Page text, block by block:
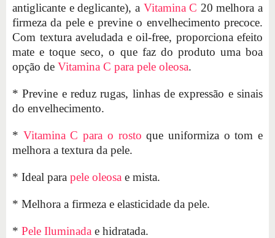
antiglicante e deglicante), a Vitamina C 20 melhora a
firmeza da pele e previne o envelhecimento precoce.
Com textura aveludada e oil-free, proporciona efeito
mate e toque seco, o que faz do produto uma boa
opção de Vitamina C para pele oleosa.
* Previne e reduz rugas, linhas de expressão e sinais
do envelhecimento.
* Vitamina C para o rosto que uniformiza o tom e
melhora a textura da pele.
* Ideal para pele oleosa e mista.
* Melhora a firmeza e elasticidade da pele.
* Pele Iluminada e hidratada.